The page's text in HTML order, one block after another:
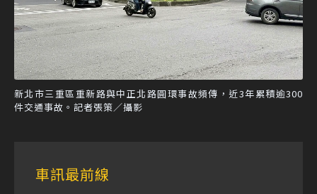
新北市三重區重新路與中正北路圓環事故頻傳，近3年累積逾300
件交通事故。記者張策／攝影
車訊最前線